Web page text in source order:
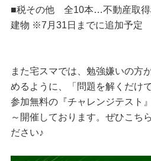
■税その他 全10本…不動産取得
建物 ※7月31日までに追加予定
また宅スマでは、勉強嫌いの方
めるように、「問題を解くだけ
参加無料の『チャレンジテスト
～開催しております。ぜひこち
ださい♪